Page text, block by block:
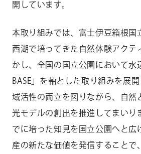
開しています。
本取り組みでは、富士伊豆箱根国
西湖で培ってきた自然体験アクテ
かし、全国の国立公園において水
BASE」を軸とした取り組みを展
域活性の両立を図りながら、自然
光モデルの創出を推進してまいり
でに培った知見を国立公園へと広
産の新たな価値を発信することで